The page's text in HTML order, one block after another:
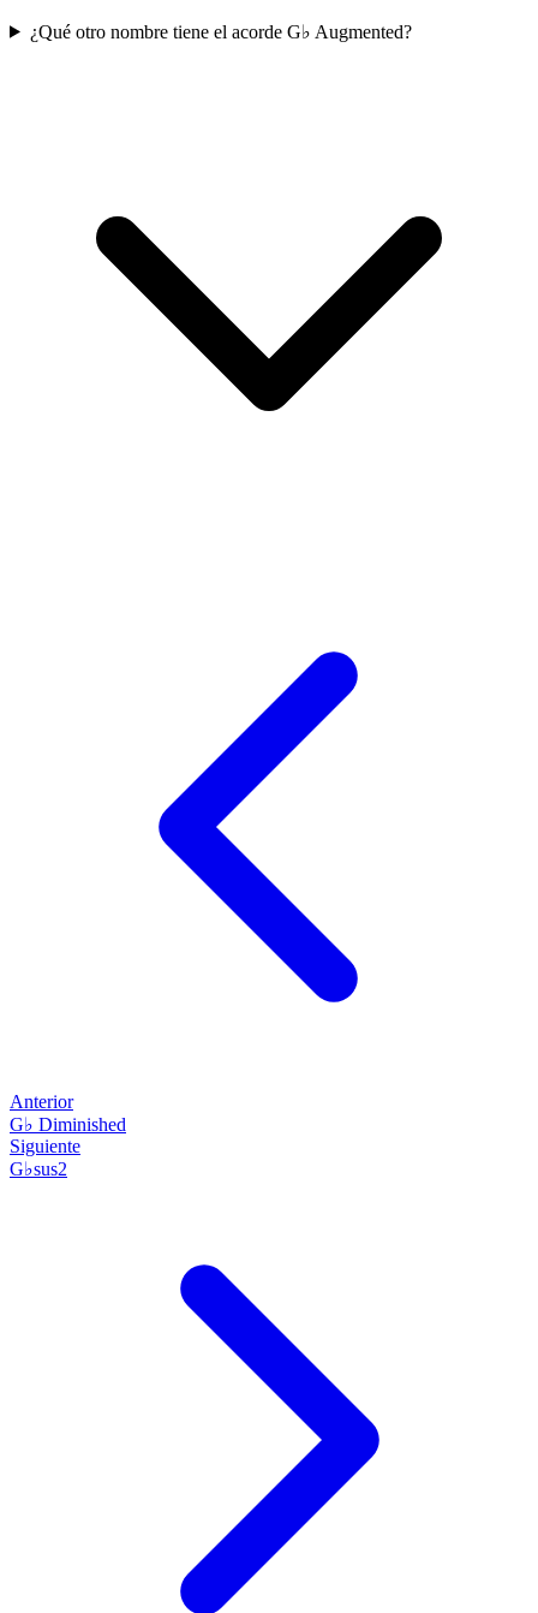
¿Qué otro nombre tiene el acorde G♭ Augmented?
Anterior
G♭ Diminished
Siguiente
G♭sus2